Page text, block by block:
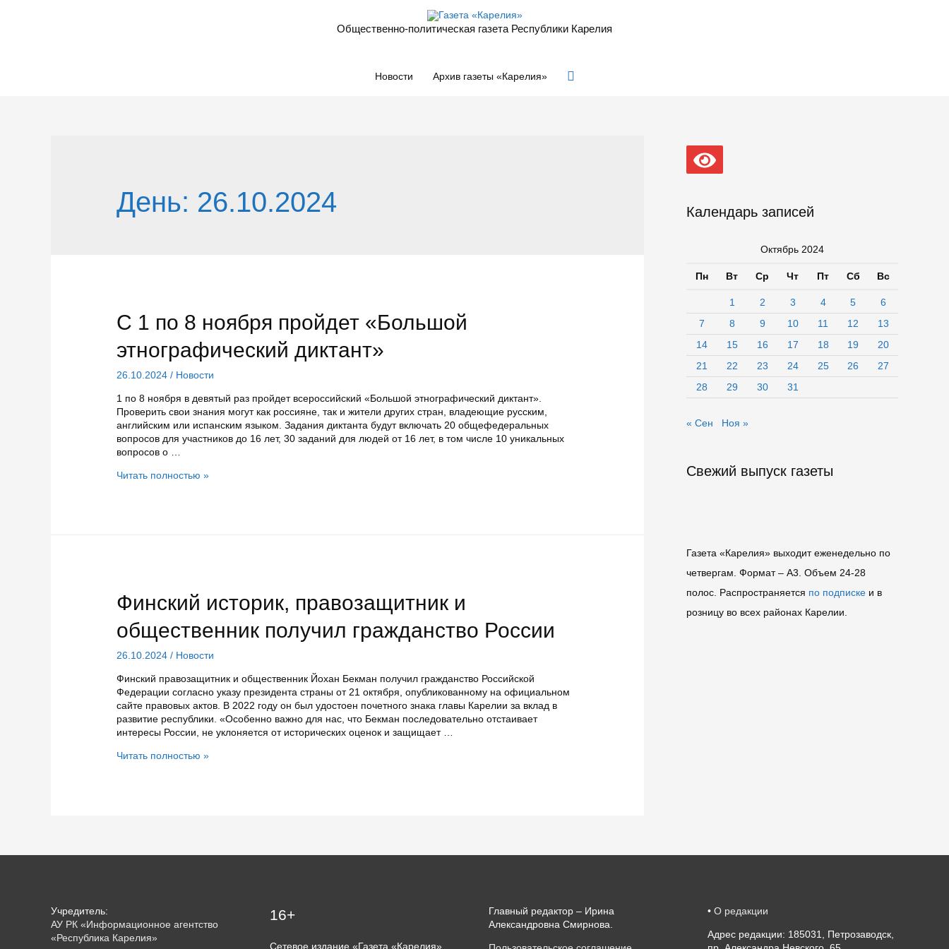
Общественно-политическая газета Республики Карелия
Новости Архив газеты «Карелия» Поиск
День: 26.10.2024
С 1 по 8 ноября пройдет «Большой
этнографический диктант»
26.10.2024 / Новости
1 по 8 ноября в девятый раз пройдет всероссийский «Большой этнографический диктант».
Проверить свои знания могут как россияне, так и жители других стран, владеющие русским,
английским или испанским языком. Задания диктанта будут включать 20 общефедеральных
вопросов для участников до 16 лет, 30 заданий для людей от 16 лет, в том числе 10 уникальных
вопросов о …
С
Читать полностью »
Финский историк, правозащитник и
общественник получил гражданство России
26.10.2024 / Новости
Финский правозащитник и общественник Йохан Бекман получил гражданство Российской
Федерации согласно указу президента страны от 21 октября, опубликованному на официальном
сайте правовых актов. В 2022 году он был удостоен почетного знака главы Карелии за вклад в
развитие республики. «Особенно важно для нас, что Бекман последовательно отстаивает
интересы России, не уклоняется от исторических оценок и защищает …
Финский
Читать полностью »
Календарь записей
Октябрь 2024
Пн Вт Ср Чт Пт Сб Вс
1 2 3 4 5
6
7
8 9 10 11 12
13
14
15 16 17 18 19
20
21
22 23 24 25 26
27
28
29 30 31
« Сен Ноя »
Свежий выпуск газеты
Газета «Карелия» выходит еженедельно по
четвергам. Формат – A3. Объем 24-28
полос. Распространяется по подписке и в
розницу во всех районах Карелии.
Учредитель:
АУ РК «Информационное агентство
«Республика Карелия»
16+
Сетевое издание «Газета «Карелия»
Главный редактор – Ирина
Александровна Смирнова.
• О редакции
Адрес редакции: 185031, Петрозаводск,